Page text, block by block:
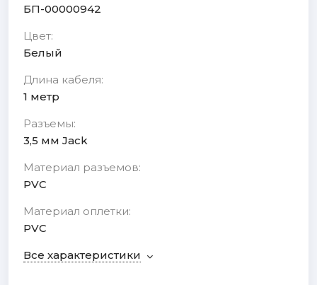
БП-00000942
Цвет:
Белый
Длина кабеля:
1 метр
Разъемы:
3,5 мм Jack
Материал разъемов:
PVC
Материал оплетки:
PVC
Все характеристики